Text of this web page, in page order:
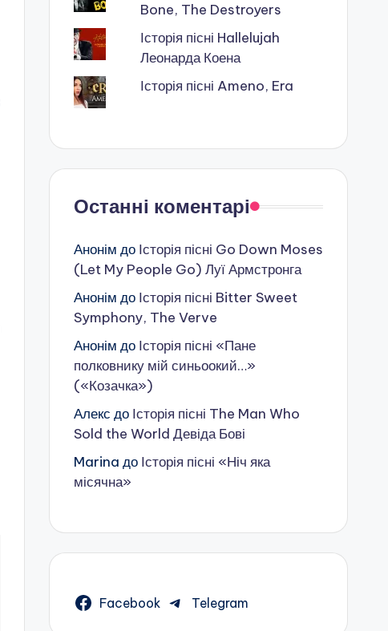
Bone, The Destroyers
Історія пісні Hallelujah
Леонарда Коена
Історія пісні Ameno, Era
Останні коментарі
Анонім до Історія пісні Go Down Moses
(Let My People Go) Луї Армстронга
Анонім до Історія пісні Bitter Sweet
Symphony, The Verve
Анонім до Історія пісні «Пане
полковнику мій синьоокий…»
(«Козачка»)
Алекс до Історія пісні The Man Who
Sold the World Девіда Бові
Marina до Історія пісні «Ніч яка
місячна»
Facebook Telegram